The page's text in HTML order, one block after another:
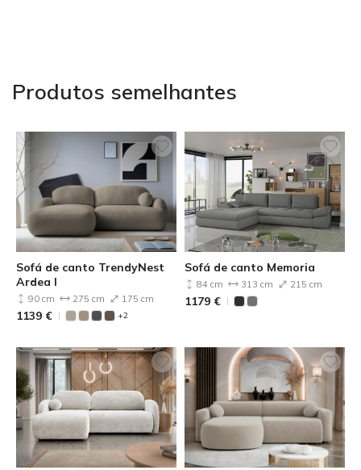
Produtos semelhantes
Sofá de canto TrendyNest
Ardea I
90 cm 275 cm 175 cm
1139 € +2
Sofá de canto Memoria
84 cm 313 cm 215 cm
1179 €